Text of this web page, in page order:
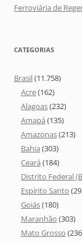
Ferroviária de
CATEGORIAS
Brasil(11.758)
Acre(162)
Alagoas(232)
Amapá (135)
Amazonas(213)
Bahia (303)
Ceará (184)
Distrito Federal
Espírito Santo
Goiás(180)
Maranhão (303)
Mato Grosso